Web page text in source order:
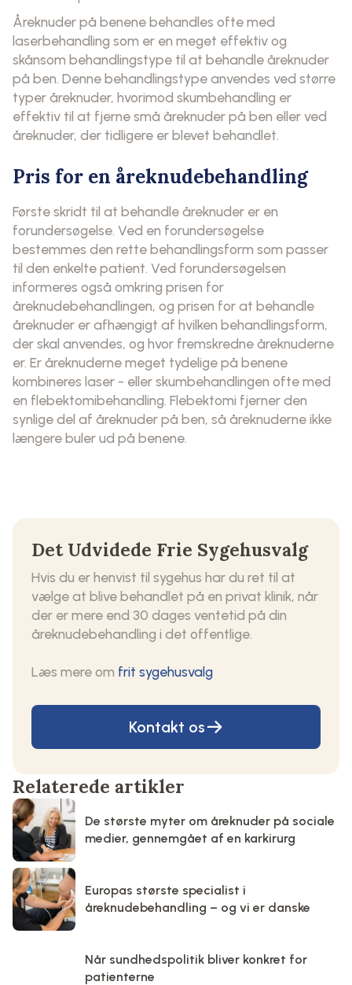
Åreknuder på benene behandles ofte med
laserbehandling som er en meget effektiv og
skånsom behandlingstype til at behandle åreknuder
på ben. Denne behandlingstype anvendes ved større
typer åreknuder, hvorimod skumbehandling er
effektiv til at fjerne små åreknuder på ben eller ved
åreknuder, der tidligere er blevet behandlet.
Pris for en åreknudebehandling
Første skridt til at behandle åreknuder er en
forundersøgelse. Ved en forundersøgelse
bestemmes den rette behandlingsform som passer
til den enkelte patient. Ved forundersøgelsen
informeres også omkring prisen for
åreknudebehandlingen, og prisen for at behandle
åreknuder er afhængigt af hvilken behandlingsform,
der skal anvendes, og hvor fremskredne åreknuderne
er. Er åreknuderne meget tydelige på benene
kombineres laser - eller skumbehandlingen ofte med
en flebektomibehandling. Flebektomi fjerner den
synlige del af åreknuder på ben, så åreknuderne ikke
længere buler ud på benene.
Det Udvidede Frie Sygehusvalg
Hvis du er henvist til sygehus har du ret til at
vælge at blive behandlet på en privat klinik, når
der er mere end 30 dages ventetid på din
åreknudebehandling i det offentlige.
Læs mere om frit sygehusvalg
Kontakt os
Relaterede artikler
De største myter om åreknuder på sociale
medier, gennemgået af en karkirurg
Europas største specialist i
åreknudebehandling – og vi er danske
Når sundhedspolitik bliver konkret for
patienterne